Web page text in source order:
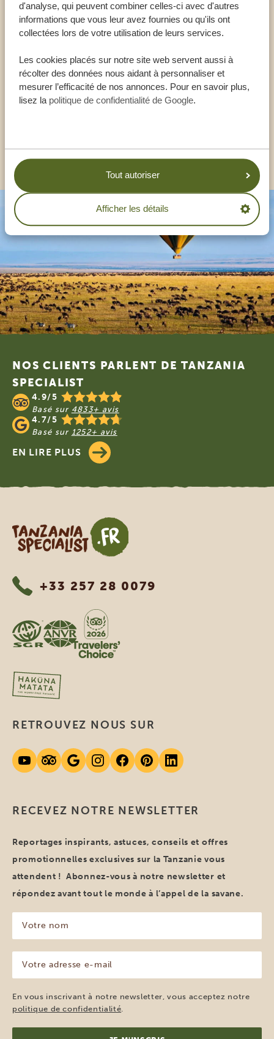
d'analyse, qui peuvent combiner celles-ci avec d'autres
informations que vous leur avez fournies ou qu'ils ont
collectées lors de votre utilisation de leurs services.
Les cookies placés sur notre site web servent aussi à
récolter des données nous aidant à personnaliser et
mesurer l’efficacité de nos annonces. Pour en savoir plus,
lisez la politique de confidentialité de Google.
Tout autoriser
Afficher les détails
Appeler un expert
NOS SPÉCIALISTES SONT LÀ POUR VOUS
AIDER
AUTRES PAYS
Footer
NOS CLIENTS PARLENT DE TANZANIA
SPECIALIST
4.9/5
Basé sur 4833+ avis
4.7/5
Basé sur 1252+ avis
EN LIRE PLUS
Tanzania Specialist
+33 257 28 0079
RECEVEZ NOTRE NEWSLETTER
Reportages inspirants, astuces, conseils et offres
promotionnelles exclusives sur la Tanzanie vous
attendent ! Abonnez-vous à notre newsletter et
répondez avant tout le monde à l’appel de la savane.
nom
(Nécessaire)
adresse
e-
mail
(Nécessaire)
En vous inscrivant à notre newsletter, vous acceptez notre
politique de confidentialité
RETROUVEZ NOUS SUR